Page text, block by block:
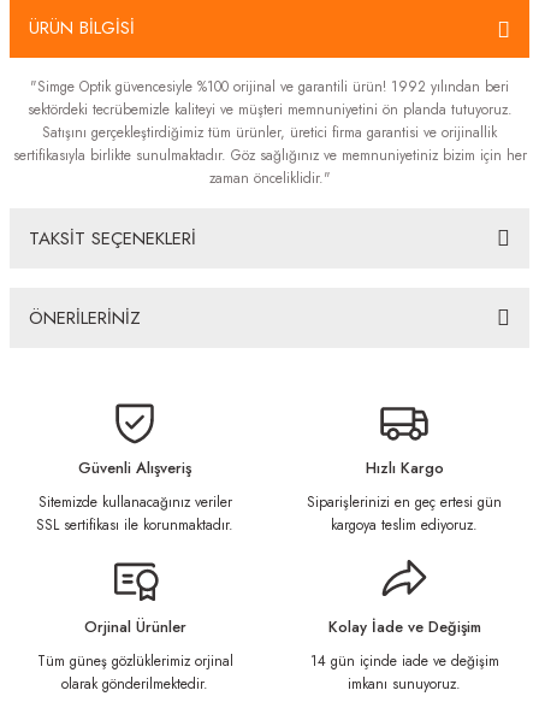
ÜRÜN BİLGİSİ
"Simge Optik güvencesiyle %100 orijinal ve garantili ürün! 1992 yılından beri
sektördeki tecrübemizle kaliteyi ve müşteri memnuniyetini ön planda tutuyoruz.
Satışını gerçekleştirdiğimiz tüm ürünler, üretici firma garantisi ve orijinallik
sertifikasıyla birlikte sunulmaktadır. Göz sağlığınız ve memnuniyetiniz bizim için her
zaman önceliklidir."
TAKSİT SEÇENEKLERİ
ÖNERİLERİNİZ
yetersiz gördüğünüz noktaları öneri formunu kullanarak tarafımıza
Görüş ve önerileriniz için teşekkür ederiz.
Ürün resmi kalitesiz, bozuk veya görüntülenemiyor.
Ürün bilgilerinde hatalar bulunuyor.
Güvenli Alışveriş
Sitemizde kullanacağınız veriler
SSL sertifikası ile korunmaktadır.
Hızlı Kargo
Siparişlerinizi en geç ertesi gün
kargoya teslim ediyoruz.
Orjinal Ürünler
Tüm güneş gözlüklerimiz orjinal
olarak gönderilmektedir.
Kolay İade ve Değişim
14 gün içinde iade ve değişim
imkanı sunuyoruz.